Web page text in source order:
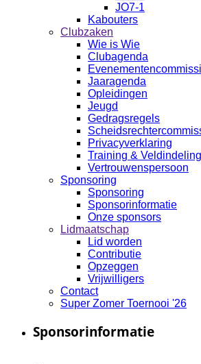
JO7-1
Kabouters
Clubzaken
Wie is Wie
Clubagenda
Jaaragenda
Opleidingen
Jeugd
Gedragsregels
Privacyverklaring
Training & Veldindeling
Vertrouwenspersoon
Sponsoring
Sponsoring
Sponsorinformatie
Onze sponsors
Lidmaatschap
Lid worden
Contributie
Opzeggen
Vrijwilligers
Contact
Super Zomer Toernooi '26
Sponsorinformatie